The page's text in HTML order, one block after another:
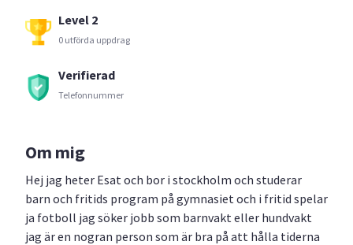
Level 2
0 utförda uppdrag
Verifierad
Telefonnummer
Om mig
Hej jag heter Esat och bor i stockholm och studerar
barn och fritids program på gymnasiet och i fritid spelar
ja fotboll jag söker jobb som barnvakt eller hundvakt
jag är en nogran person som är bra på att hålla tiderna